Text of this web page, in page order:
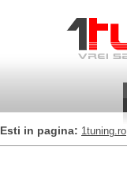
Esti in pagina: 1tuning.ro